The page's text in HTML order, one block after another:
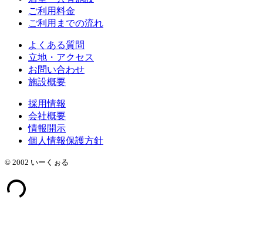
ご利用料金
ご利用までの流れ
よくある質問
立地・アクセス
お問い合わせ
施設概要
採用情報
会社概要
情報開示
個人情報保護方針
© 2002 いーくぉる